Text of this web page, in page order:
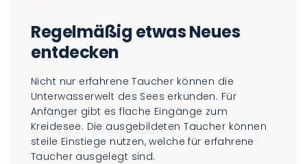
Regelmäßig etwas Neues
entdecken
Nicht nur erfahrene Taucher können die
Unterwasserwelt des Sees erkunden. Für
Anfänger gibt es flache Eingänge zum
Kreidesee. Die ausgebildeten Taucher können
steile Einstiege nutzen, welche für erfahrene
Taucher ausgelegt sind.